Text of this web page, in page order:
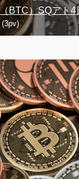
BTC）SQアト
(3pv)